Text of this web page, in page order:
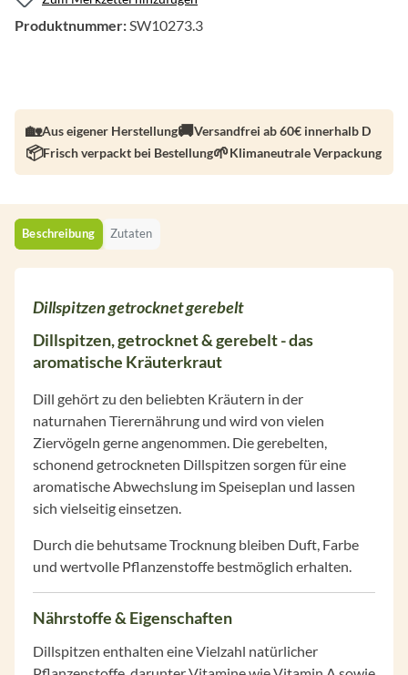
Produktnummer:SW10273.3
Aus eigener Herstellung
Versandfrei ab 60€ innerhalb D
Frisch verpackt bei Bestellung
Klimaneutrale Verpackung
Beschreibung Zutaten
Dillspitzen getrocknet gerebelt
Dillspitzen, getrocknet & gerebelt - das
aromatische Kräuterkraut
Dill gehört zu den beliebten Kräutern in der
naturnahen Tierernährung und wird von vielen
Ziervögeln gerne angenommen. Die gerebelten,
schonend getrockneten Dillspitzen sorgen für eine
aromatische Abwechslung im Speiseplan und lassen
sich vielseitig einsetzen.
Durch die behutsame Trocknung bleiben Duft, Farbe
und wertvolle Pflanzenstoffe bestmöglich erhalten.
Nährstoffe & Eigenschaften
Dillspitzen enthalten eine Vielzahl natürlicher